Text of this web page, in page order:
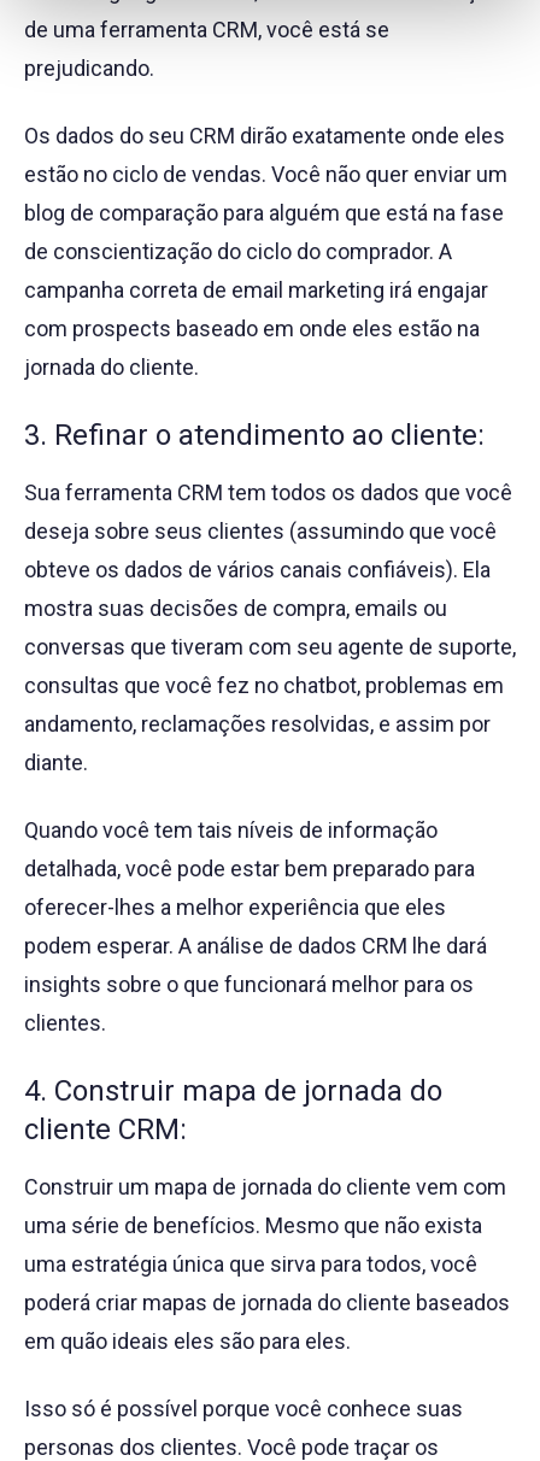
de uma ferramenta CRM, você está se
prejudicando.
Os dados do seu CRM dirão exatamente onde eles
estão no ciclo de vendas. Você não quer enviar um
blog de comparação para alguém que está na fase
de conscientização do ciclo do comprador. A
campanha correta de email marketing irá engajar
com prospects baseado em onde eles estão na
jornada do cliente.
3. Refinar o atendimento ao cliente:
Sua ferramenta CRM tem todos os dados que você
deseja sobre seus clientes (assumindo que você
obteve os dados de vários canais confiáveis). Ela
mostra suas decisões de compra, emails ou
conversas que tiveram com seu agente de suporte,
consultas que você fez no chatbot, problemas em
andamento, reclamações resolvidas, e assim por
diante.
Quando você tem tais níveis de informação
detalhada, você pode estar bem preparado para
oferecer-lhes a melhor experiência que eles
podem esperar. A análise de dados CRM lhe dará
insights sobre o que funcionará melhor para os
clientes.
4. Construir mapa de jornada do
cliente CRM:
Construir um mapa de jornada do cliente vem com
uma série de benefícios. Mesmo que não exista
uma estratégia única que sirva para todos, você
poderá criar mapas de jornada do cliente baseados
em quão ideais eles são para eles.
Isso só é possível porque você conhece suas
personas dos clientes. Você pode traçar os